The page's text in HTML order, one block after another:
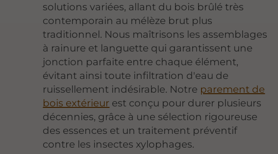
solutions variées, allant du bois brûlé très
contemporain au mélèze brut plus
traditionnel. Nous maîtrisons les assemblages
à rainure et languette qui garantissent une
jonction parfaite entre chaque élément,
évitant ainsi toute infiltration d'eau de
ruissellement indésirable. Notre parement de
bois extérieur est conçu pour durer plusieurs
décennies, grâce à une sélection rigoureuse
des essences et un traitement préventif
contre les insectes xylophages.